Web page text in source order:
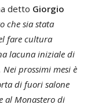
detto Giorgio
che sia stata
fare cultura
lacuna iniziale di
prossimi mesi è
di fuori salone
al Monastero di